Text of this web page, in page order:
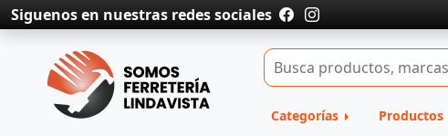
Siguenos en nuestras redes sociales
Categorías Productos